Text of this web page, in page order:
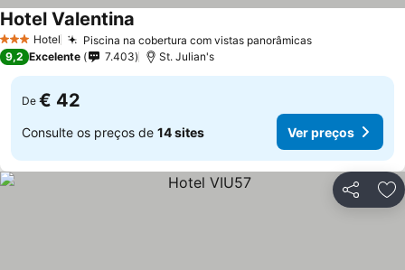
3 EstrelasHotel Piscina na cobertura com vistas panorâmicasVer preços
Hotel Valentina
9,2 Excelente 7.403 St. Julian's
De € 42
Consulte os preços de 14 sites Ver preços
Partilhar